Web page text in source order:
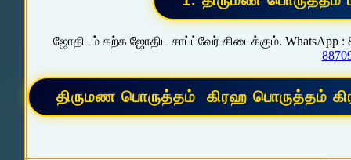
ஜோதிடம் கற்க ஜோதிட சாப்ட்வேர் கிடைக்கும். WhatsApp :